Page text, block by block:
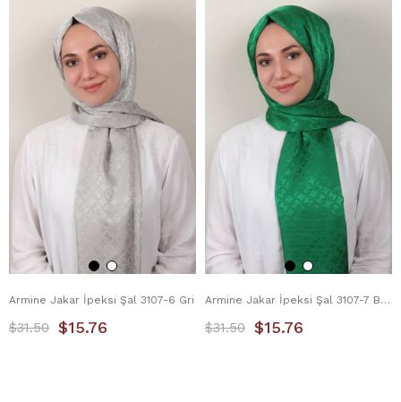
Armine Jakar İpeksi Şal 3107-6 Gri
$15.76
$31.50
Armine Jakar İpeksi Şal 3107-7 Benetton
$15.76
$31.50